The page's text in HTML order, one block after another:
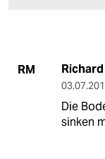
RM
Die
sinken